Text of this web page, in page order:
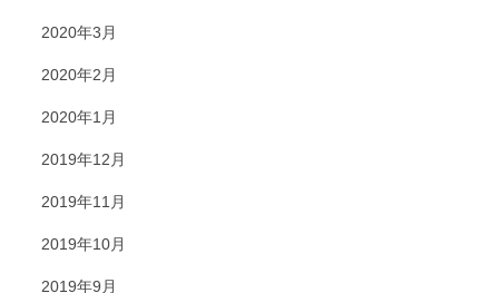
2020年3月
2020年2月
2020年1月
2019年12月
2019年11月
2019年10月
2019年9月